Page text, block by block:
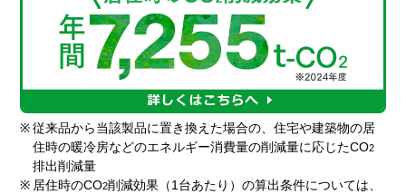
※ 従来品から当該製品に置き換えた場合の、住宅や建築物の居
住時の暖冷房などのエネルギー消費量の削減量に応じたCO2
排出削減量
※ 居住時のCO2削減効果（1台あたり）の算出条件については、